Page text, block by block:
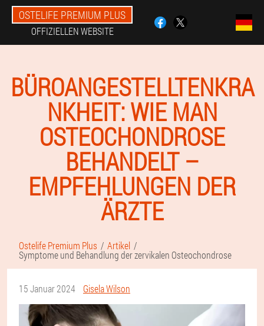
OSTELIFE PREMIUM PLUS
OFFIZIELLEN WEBSITE
BÜROANGESTELLTENKRA
NKHEIT: WIE MAN
OSTEOCHONDROSE
BEHANDELT –
EMPFEHLUNGEN DER
ÄRZTE
Ostelife Premium Plus Artikel
Symptome und Behandlung der zervikalen Osteochondrose
15 Januar 2024 Gisela Wilson